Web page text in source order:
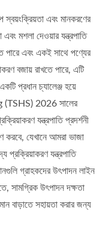
স্বয়ংক্রিয়তা এবং মানকরণের
মশলা দেওয়ার যন্ত্রপাতি
পারে এবং একই সাথে পণ্যের
বজায় রাখতে পারে, এটি
প্রধান চ্যালেঞ্জ হয়ে
(TSHS) 2026 সালের
যন্ত্রপাতি প্রদর্শনী
যেখানে আমরা ভাজা
প্রক্রিয়াকরণ যন্ত্রপাতি
গ্রাহকদের উৎপাদন লাইন
সামগ্রিক উৎপাদন দক্ষতা
বাড়াতে সহায়তা করার জন্য